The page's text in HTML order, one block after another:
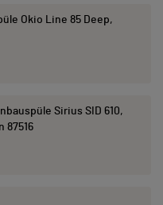
Okio Line 85 Deep,
Sirius SID 610,
87516